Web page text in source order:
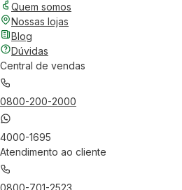
Quem somos
Nossas lojas
Blog
Dúvidas
Central de vendas
0800-200-2000
4000-1695
Atendimento ao cliente
0800-701-2523